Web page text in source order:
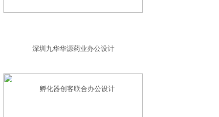
深圳九华华源药业办公设计